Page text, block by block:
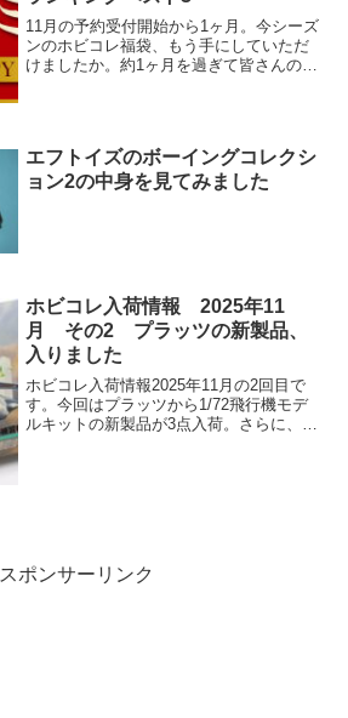
11月の予約受付開始から1ヶ月。今シーズ
ンのホビコレ福袋、もう手にしていただ
けましたか。約1ヶ月を過ぎて皆さんの人
エフトイズのボーイングコレクシ
ョン2の中身を見てみました
ホビコレ入荷情報 2025年11
月 その2 プラッツの新製品、
入りました
ホビコレ入荷情報2025年11月の2回目で
す。今回はプラッツから1/72飛行機モデ
ルキットの新製品が3点入荷。さらに、ガ
スポンサーリンク